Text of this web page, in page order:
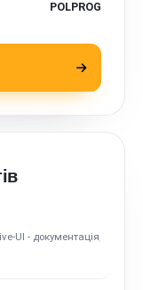
POLPROG
UI - документація,